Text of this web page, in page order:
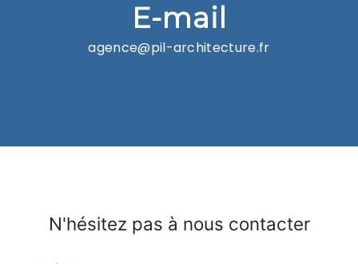
E-mail
agence@pil-architecture.fr
N'hésitez pas à nous contacter